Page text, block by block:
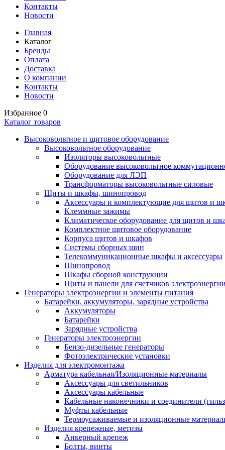
Контакты
Новости
Главная
Каталог
Бренды
Оплата
Доставка
О компании
Контакты
Новости
Избранное 0
Каталог товаров
Высоковольтное и щитовое оборудование
Высоковольтное оборудование
Изоляторы высоковольтные
Оборудование высоковольтное
Оборудование для ЛЭП
Трансформаторы высоковольтные силовые
Щиты и шкафы, шинопровод
Аксессуары и комплектующие для щитов и
Клеммные зажимы
Климатическое оборудование для щитов и
Комплектное щитовое оборудование
Корпуса щитов и шкафов
Системы сборных шин
Телекоммуникационные шкафы и аксессуары
Шинопровод
Шкафы сборной конструкции
Щиты и панели для счетчиков электроэнергии
Генераторы электроэнергии и элементы питания
Батарейки, аккумуляторы, зарядные устройства
Аккумуляторы
Батарейки
Зарядные устройства
Генераторы электроэнергии
Бензо-дизельные генераторы
Фотоэлектрические установки
Изделия для электромонтажа
Арматура кабельная/Изоляционные материалы
Аксессуары для светильников
Аксессуары кабельные
Кабельные наконечники и соединители
Муфты кабельные
Термоусаживаемые и изоляционные
Изделия крепежные, метизы
Анкерный крепеж
Болты, винты